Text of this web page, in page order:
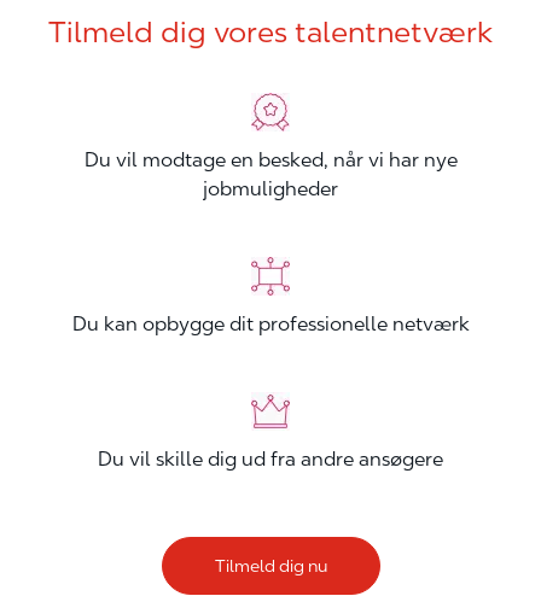
Tilmeld dig vores talentnetværk
Du vil modtage en besked, når vi har nye
jobmuligheder
Du kan opbygge dit professionelle netværk
Du vil skille dig ud fra andre ansøgere
Tilmeld dig nu